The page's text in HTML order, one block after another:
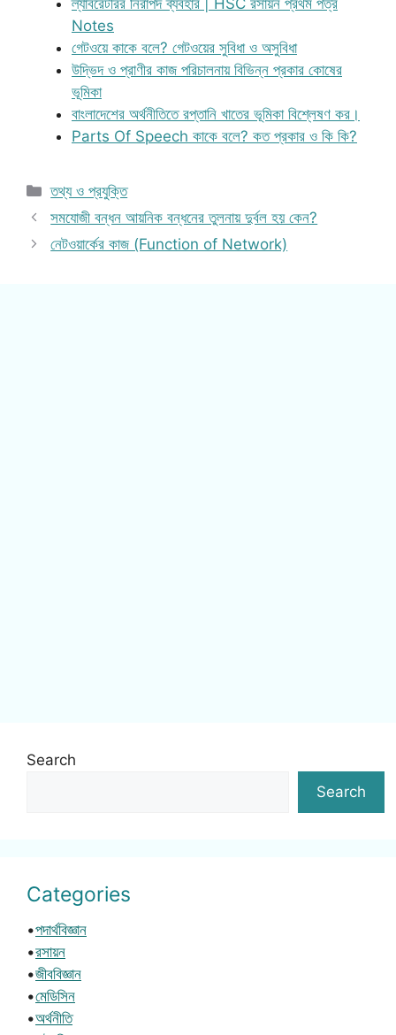
ল্যাবরেটরির নিরাপদ ব্যবহার | HSC রসায়ন প্রথম পত্র
Notes
গেটওয়ে কাকে বলে? গেটওয়ের সুবিধা ও অসুবিধা
উদ্ভিদ ও প্রাণীর কাজ পরিচালনায় বিভিন্ন প্রকার কোষের
ভূমিকা
বাংলাদেশের অর্থনীতিতে রপ্তানি খাতের ভূমিকা বিশ্লেষণ কর।
Parts Of Speech কাকে বলে? কত প্রকার ও কি কি?
Categories
তথ্য ও প্রযুক্তি
সমযোজী বন্ধন আয়নিক বন্ধনের তুলনায় দুর্বল হয় কেন?
নেটওয়ার্কের কাজ (Function of Network)
Search
Search
Categories
•পদার্থবিজ্ঞান
•রসায়ন
•জীববিজ্ঞান
•মেডিসিন
•অর্থনীতি